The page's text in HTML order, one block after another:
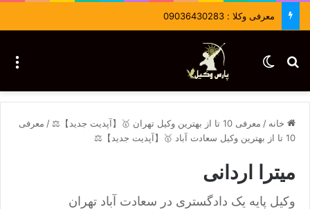
معرفی وکلا : 09036430283
جستجو برایتغییر پوسته
خانه / معرفی 10 تا از بهترین وکیل تهران 🥇【آپدیت جدید】⚖️ / معرفی
10 تا از بهترین وکیل سعادت آباد 🥇【آپدیت جدید】⚖️
میترا اردانی
وکیل پایه یک دادگستری در سعادت آباد تهران